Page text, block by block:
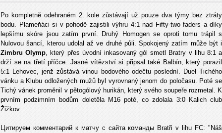
Po kompletně odehraném 2. kole zůstávají už pouze dva týmy bez ztráty
bodu. Plameňáci si v pohodě zajistili výhru 4:1 nad Fifty-two faders a díky
lepšímu skóre jsou zatím první. Druhý Homogen se oproti tomu trápil s
Nulovou šancí, kterou udolal až ve druhé půli. Spokojený zatím může být i
Zimbru Olymp, který přes úvodní inkasovaný gól smetl Bratry v lihu 8:1 a
drží se na třetí příčce. Jasné vítězství si připsal také Balbín, který porazil
5:1 Lehovec, jenž zůstává vinou bodového odečtu poslední. Duel Tichého
vánku a Klubu odložených mužů byl vyrovnaný jenom do poločasu. Poté se
Tichý vánek proměnil v pětogólový hurikán, který svého soupeře rozmetal. K
prvním podzimním bodům doletěla M16 poté, co zdolala 3:0 Kalich club
Žižkov.
Цитируем комментарий к матчу с сайта команды Bratři v lihu FC: "Náš